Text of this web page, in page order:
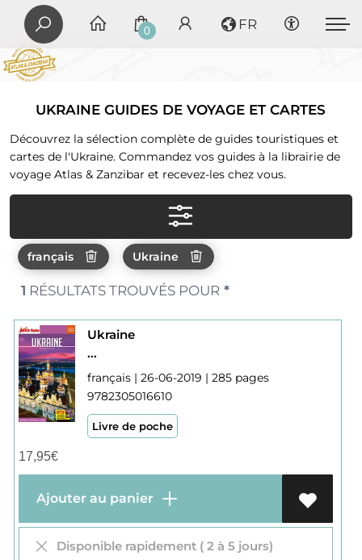
0 FR
UKRAINE GUIDES DE VOYAGE ET CARTES
Découvrez la sélection complète de guides touristiques et
cartes de l'Ukraine. Commandez vos guides à la librairie de
voyage Atlas & Zanzibar et recevez-les chez vous.
français Ukraine
1 RÉSULTATS TROUVÉS POUR*
Ukraine
...
français | 26-06-2019 | 285 pages
9782305016610
Livre de poche
17,95€
Ajouter au panier
Disponible rapidement ( 2 à 5 jours)